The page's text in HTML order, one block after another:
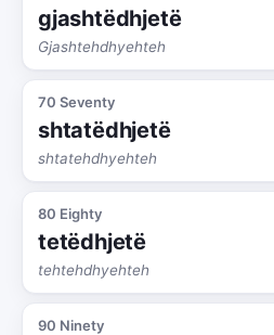
gjashtëdhjetë
Gjashtehdhyehteh
70 Seventy
shtatëdhjetë
shtatehdhyehteh
80 Eighty
tetëdhjetë
tehtehdhyehteh
90 Ninety